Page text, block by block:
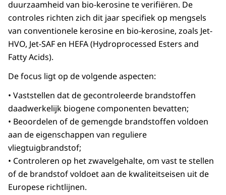
duurzaamheid van bio-kerosine te verifiëren. De
controles richten zich dit jaar specifiek op mengsels
van conventionele kerosine en bio-kerosine, zoals Jet-
HVO, Jet-SAF en HEFA (Hydroprocessed Esters and
Fatty Acids).
De focus ligt op de volgende aspecten:
• Vaststellen dat de gecontroleerde brandstoffen
daadwerkelijk biogene componenten bevatten;
• Beoordelen of de gemengde brandstoffen voldoen
aan de eigenschappen van reguliere
vliegtuigbrandstof;
• Controleren op het zwavelgehalte, om vast te stellen
of de brandstof voldoet aan de kwaliteitseisen uit de
Europese richtlijnen.